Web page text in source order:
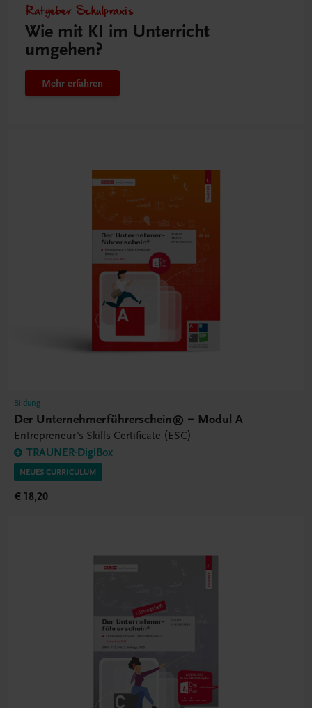
Ratgeber Schulpraxis
Wie mit KI im Unterricht
umgehen?
Mehr erfahren
Bildung
Der Unternehmerführerschein® – Modul A
Entrepreneur's Skills Certificate (ESC)
TRAUNER-DigiBox
NEUES CURRICULUM
€ 18,20